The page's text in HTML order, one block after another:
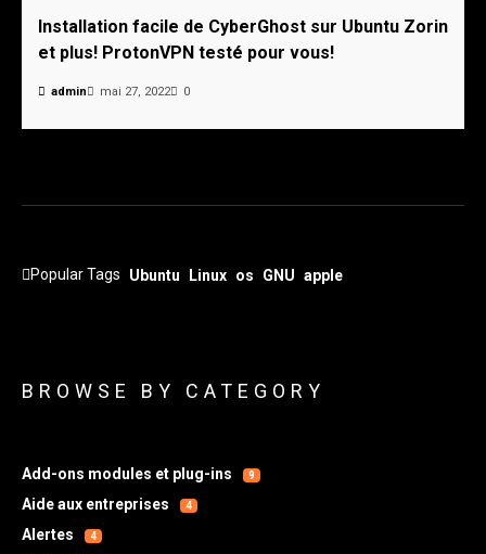
Installation facile de CyberGhost sur Ubuntu Zorin
et plus! ProtonVPN testé pour vous!
admin mai 27, 2022 0
Popular Tags Ubuntu Linux os GNU apple
BROWSE BY CATEGORY
Add-ons modules et plug-ins 9
Aide aux entreprises 4
Alertes 4